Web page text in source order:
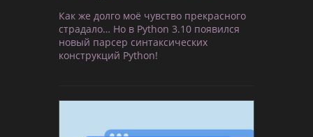
Как же долго моё чувство прекрасного
страдало… Но в Python 3.10 появился
новый парсер синтаксических
конструкций Python!